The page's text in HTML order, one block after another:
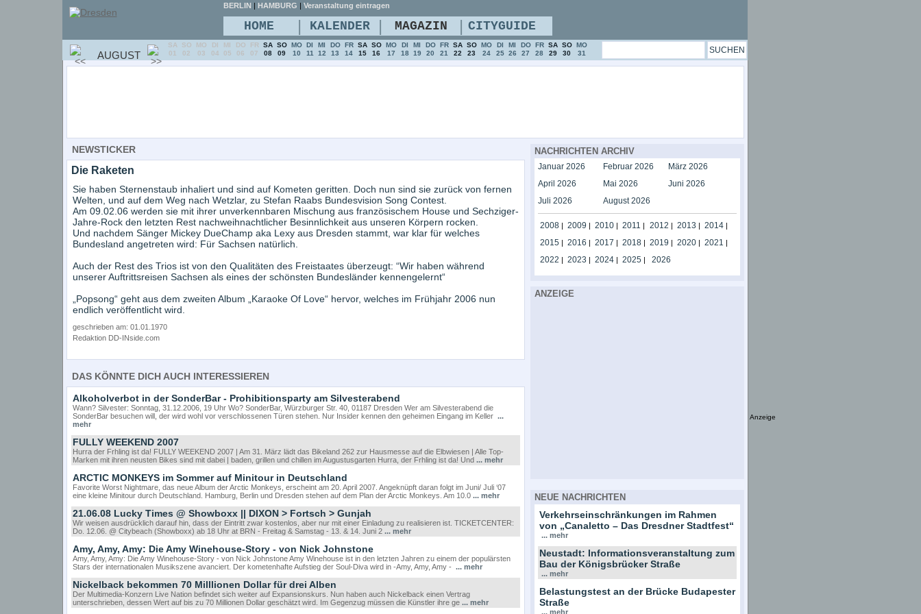
NEWSTICKER
Die Raketen
Sie haben Sternenstaub inhaliert und sind auf Kometen geritten. Doch nun sind sie zurück von fernen
Welten, und auf dem Weg nach Wetzlar, zu Stefan Raabs Bundesvision Song Contest.
Am 09.02.06 werden sie mit ihrer unverkennbaren Mischung aus französischem House und Sechziger-
Jahre-Rock den letzten Rest nachweihnachtlicher Besinnlichkeit aus unseren Körpern rocken.
Und nachdem Sänger Mickey DueChamp aka Lexy aus Dresden stammt, war klar für welches
Bundesland angetreten wird: Für Sachsen natürlich.
Auch der Rest des Trios ist von den Qualitäten des Freistaates überzeugt: “Wir haben während
unserer Auftrittsreisen Sachsen als eines der schönsten Bundesländer kennengelernt“
„Popsong“ geht aus dem zweiten Album „Karaoke Of Love“ hervor, welches im Frühjahr 2006 nun
endlich veröffentlicht wird.
geschrieben am: 01.01.1970
Redaktion DD-INside.com
DAS KÖNNTE DICH AUCH INTERESSIEREN
Alkoholverbot in der SonderBar - Prohibitionsparty am Silvesterabend
Wann? Silvester: Sonntag, 31.12.2006, 19 Uhr Wo? SonderBar, Würzburger Str. 40, 01187 Dresden Wer am Silvesterabend die
SonderBar besuchen will, der wird wohl vor verschlossenen Türen stehen. Nur Insider kennen den geheimen Eingang im Keller ...
mehr
FULLY WEEKEND 2007
Hurra der Frhling ist da! FULLY WEEKEND 2007 | Am 31. März lädt das Bikeland 262 zur Hausmesse auf die Elbwiesen | Alle Top-
Marken mit ihren neusten Bikes sind mit dabei | baden, grillen und chillen im Augustusgarten Hurra, der Frhling ist da! Und ... mehr
ARCTIC MONKEYS im Sommer auf Minitour in Deutschland
Favorite Worst Nightmare, das neue Album der Arctic Monkeys, erscheint am 20. April 2007. Angeknüpft daran folgt im Juni/ Juli ‘07
eine kleine Minitour durch Deutschland. Hamburg, Berlin und Dresden stehen auf dem Plan der Arctic Monkeys. Am 10.0 ... mehr
21.06.08 Lucky Times @ Showboxx || DIXON > Fortsch > Gunjah
Wir weisen ausdrücklich darauf hin, dass der Eintritt zwar kostenlos, aber nur mit einer Einladung zu realisieren ist. TICKETCENTER:
Do. 12.06. @ Citybeach (Showboxx) ab 18 Uhr at BRN - Freitag & Samstag - 13. & 14. Juni 2 ... mehr
Amy, Amy, Amy: Die Amy Winehouse-Story - von Nick Johnstone
Amy, Amy, Amy: Die Amy Winehouse-Story - von Nick Johnstone Amy Winehouse ist in den letzten Jahren zu einem der populärsten
Stars der internationalen Musikszene avanciert. Der kometenhafte Aufstieg der Soul-Diva wird in -Amy, Amy, Amy - ... mehr
Nickelback bekommen 70 Milllionen Dollar für drei Alben
Der Multimedia-Konzern Live Nation befindet sich weiter auf Expansionskurs. Nun haben auch Nickelback einen Vertrag
unterschrieben, dessen Wert auf bis zu 70 Millionen Dollar geschätzt wird. Im Gegenzug müssen die Künstler ihre ge ... mehr
NACHRICHTEN ARCHIV
Januar 2026 Februar 2026
März 2026
April 2026
Mai 2026
Juni 2026
Juli 2026
August 2026
2008| 2009 | 2010| 2011 | 2012 | 2013 | 2014|
2015| 2016 | 2017 | 2018| 2019 | 2020| 2021 |
2022 | 2023 | 2024| 2025| 2026
ANZEIGE
NEUE NACHRICHTEN
Verkehrseinschränkungen im Rahmen
von „Canaletto – Das Dresdner Stadtfest“
... mehr
Neustadt: Informationsveranstaltung zum
Bau der Königsbrücker Straße
... mehr
Belastungstest an der Brücke Budapester
Straße
... mehr
BERLIN | HAMBURG | Veranstaltung eintragen
HOME | KALENDER | MAGAZIN | CITYGUIDE
AUGUST
SA
01
SO
02
MO
03
DI
04
MI
05
DO
06
FR
07
SA
08
SO
09
MO
10
DI
11
MI
12
DO
13
FR
14
SA
15
SO
16
MO
17
DI
18
MI
19
DO
20
FR
21
SA
22
SO
23
MO
24
DI
25
MI
26
DO
27
FR
28
SA
29
SO
30
MO
31
Anzeige